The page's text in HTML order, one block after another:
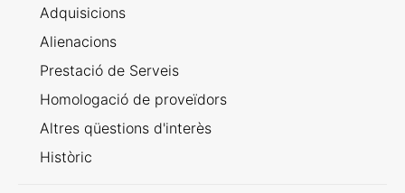
Adquisicions
Alienacions
Prestació de Serveis
Homologació de proveïdors
Altres qüestions d'interès
Històric